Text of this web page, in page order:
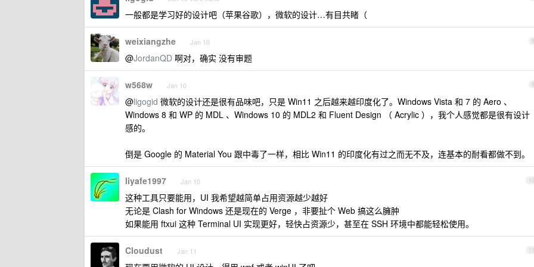
一般都是学习好的设计吧（苹果谷歌），微软的设计…有目共睹（
8
weixiangzhe Jan 10
@JordanQD 啊对，确实 没有审题
9
w568w Jan 10
@ligogid 微软的设计还是很有品味吧，只是 Win11 之后越来越印度化了。Windows Vista 和 7 的 Aero 、
Windows 8 和 WP 的 MDL 、Windows 10 的 MDL2 和 Fluent Design （ Acrylic ），我个人感觉都是很有设计
感的。
倒是 Google 的 Material You 跟中毒了一样，相比 Win11 的印度化有过之而无不及，连基本的耐看都做不到。
10
liyafe1997 Jan 10
这种工具只要能用，UI 我希望越简单占用资源越少越好
无论是 Clash for Windows 还是现在的 Verge ，非要扯个 Web 搞这么臃肿
如果能用 ftxui 这种 Terminal UI 实现更好，轻快占资源少，甚至在 SSH 环境中都能轻松使用。
11
Cloudust Jan 11